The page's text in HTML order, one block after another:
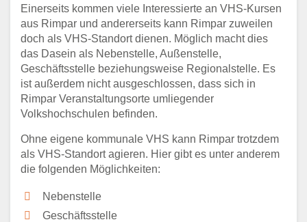
Einerseits kommen viele Interessierte an VHS-Kursen
aus Rimpar und andererseits kann Rimpar zuweilen
doch als VHS-Standort dienen. Möglich macht dies
das Dasein als Nebenstelle, Außenstelle,
Geschäftsstelle beziehungsweise Regionalstelle. Es
ist außerdem nicht ausgeschlossen, dass sich in
Rimpar Veranstaltungsorte umliegender
Volkshochschulen befinden.
Ohne eigene kommunale VHS kann Rimpar trotzdem
als VHS-Standort agieren. Hier gibt es unter anderem
die folgenden Möglichkeiten:
Nebenstelle
Geschäftsstelle